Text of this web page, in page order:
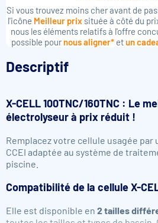
Si vous trouvez moins cher avant de
l'icône Meilleur prixsituée à côté du
nous les éléments relatifs à l'offre
possible pour nous aligner*etun
Descriptif
X-CELL 100TNC/160TNC : Le
électrolyseur à prix réduit !
Remplacez votre cellule usagée par
CCEI adaptée au système de
piscine.
Compatibilité de la cellule X-
Elle est disponible en 2 tailles